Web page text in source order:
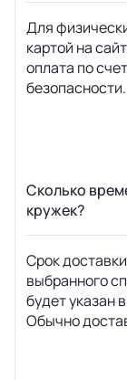
Для
картой на
оплата по
безопасности.
Сколько
кружек?
Срок
выбранного
будет указан
Обычно